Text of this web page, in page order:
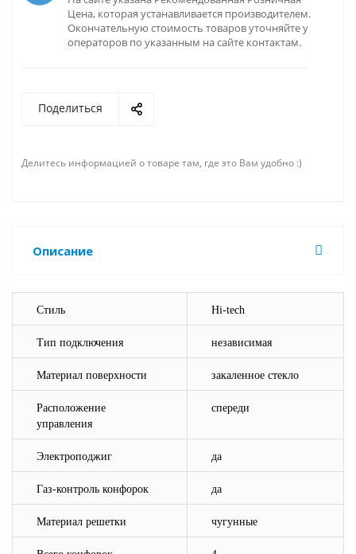
Цена, которая устанавливается производителем.
Окончательную стоимость товаров уточняйте у
операторов по указанным на сайте контактам.
Поделиться
Делитесь информацией о товаре там, где это Вам удобно :)
Описание
Стиль Hi-tech
Тип подключения независимая
Материал поверхности закаленное стекло
Расположение
управления
спереди
Электроподжиг да
Газ-контроль конфорок да
Материал решетки чугунные